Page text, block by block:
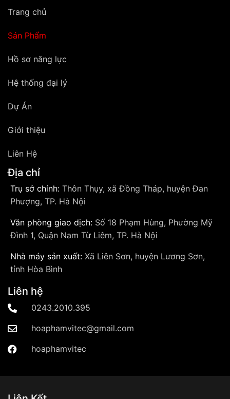
Trang chủ
Sản Phẩm
Hồ sơ năng lực
Hệ thống đại lý
Dự Án
Giới thiệu
Liên Hệ
Địa chỉ
Trụ sở chính: Thôn Thụy, xã Đồng Tháp, huyện Đan
Phượng, TP. Hà Nội
Văn phòng giao dịch: Số 18 Phạm Hùng, Phường Mỹ
Đình 1, Quận Nam Từ Liêm, TP. Hà Nội
Nhà máy sản xuất: Xã Liên Sơn, huyện Lương Sơn,
tỉnh Hòa Bình
Liên hệ
0243.2010.395
hoaphamvitec@gmail.com
hoaphamvitec